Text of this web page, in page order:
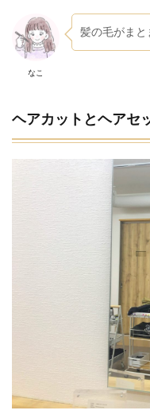
なこ
髪の毛がまと
ヘアカットとヘアセ